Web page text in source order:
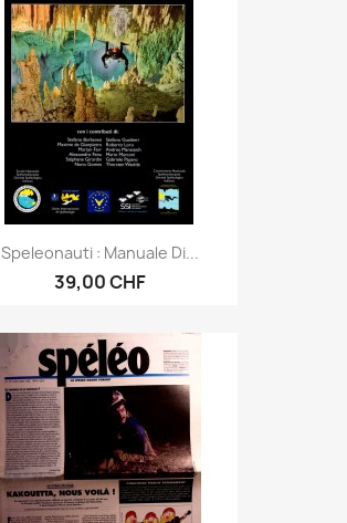
Speleonauti : Manuale Di...
39,00 CHF